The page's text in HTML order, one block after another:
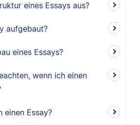
eines Essays aus?
aufgebaut?
eines Essays?
wenn ich einen
einen Essay?